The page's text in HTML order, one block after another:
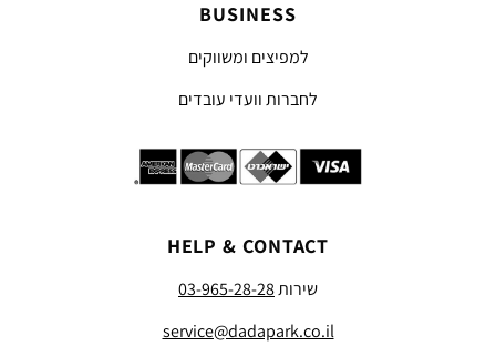
BUSINESS
למפיצים ומשווקים
לחברות וועדי עובדים
HELP & CONTACT
שירות03-965-28-28
service@dadapark.co.il